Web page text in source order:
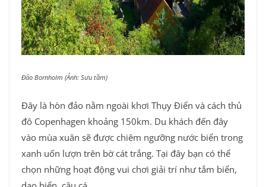
Đảo Bornholm (Ảnh: Sưu tầm)
Đây là hòn đảo nằm ngoài khơi Thụy Điển và cách thủ
đô Copenhagen khoảng 150km. Du khách đến đây
vào mùa xuân sẽ được chiêm ngưỡng nước biển trong
xanh uốn lượn trên bờ cát trắng. Tại đây bạn có thể
chọn những hoạt động vui chơi giải trí như tắm biển,